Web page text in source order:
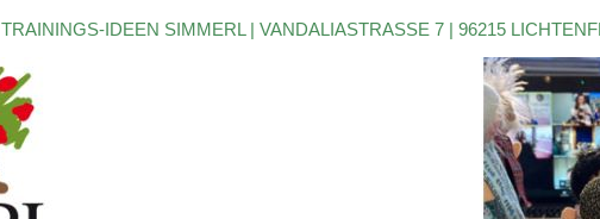
TRAININGS-IDEEN SIMMERL | VANDALIASTRASSE 7 | 96215